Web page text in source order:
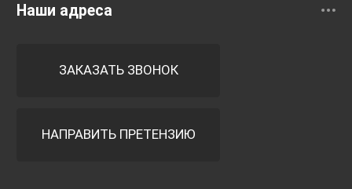
Наши адреса
ЗАКАЗАТЬ ЗВОНОК
НАПРАВИТЬ ПРЕТЕНЗИЮ